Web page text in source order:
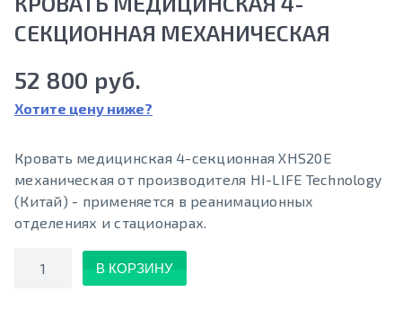
СЕКЦИОННАЯ МЕХАНИЧЕСКАЯ
52 800 руб.
Хотите цену ниже?
Кровать медицинская 4-секционная XHS20E
механическая от производителя HI-LIFE Technology
(Китай) - применяется в реанимационных
отделениях и стационарах.
Количество
В КОРЗИНУ